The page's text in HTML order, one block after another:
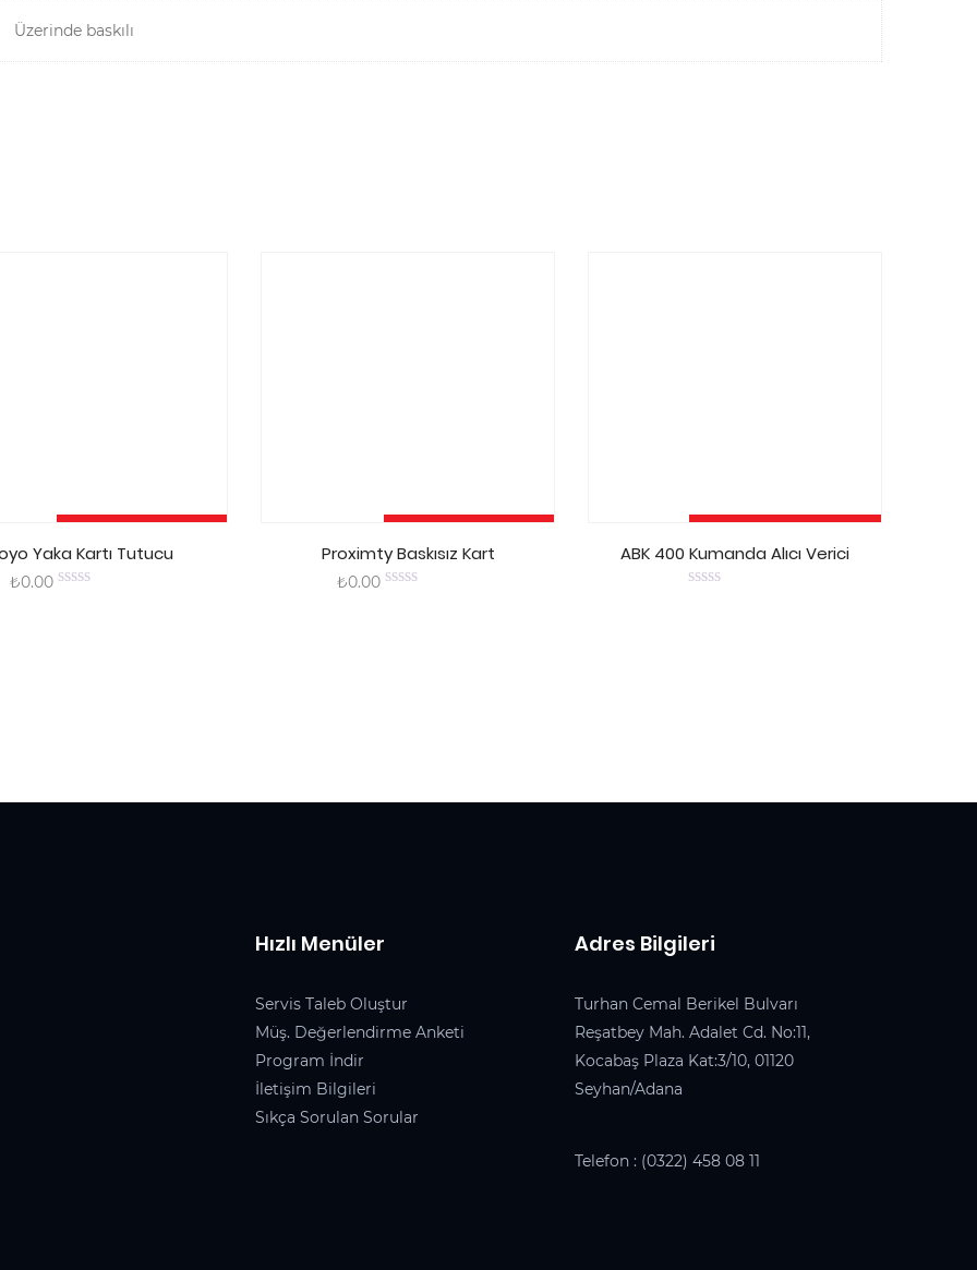
Üzerinde baskılı
Yaka Kartı Tutucu
₺0.00
Proximty Baskısız Kart
₺0.00
ABK 400 Kumanda Alıcı Verici
Hızlı Menüler
Servis Taleb Oluştur
Müş. Değerlendirme Anketi
Program İndir
İletişim Bilgileri
Sıkça Sorulan Sorular
Adres Bilgileri
Turhan Cemal Berikel Bulvarı
Reşatbey Mah. Adalet Cd. No:11,
Kocabaş Plaza Kat:3/10, 01120
Seyhan/Adana
Telefon : (0322) 458 08 11